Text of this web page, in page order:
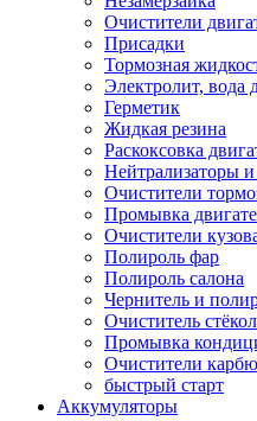
Очистители
Присадки
Тормозная
Электролит, вода
Герметик
Жидкая резина
Раскоксовка
Нейтрализаторы
Очистители
Промывка
Очистители
Полироль фар
Полироль салона
Чернитель и
Очиститель
Промывка
Очистители
быстрый старт
Аккумуляторы